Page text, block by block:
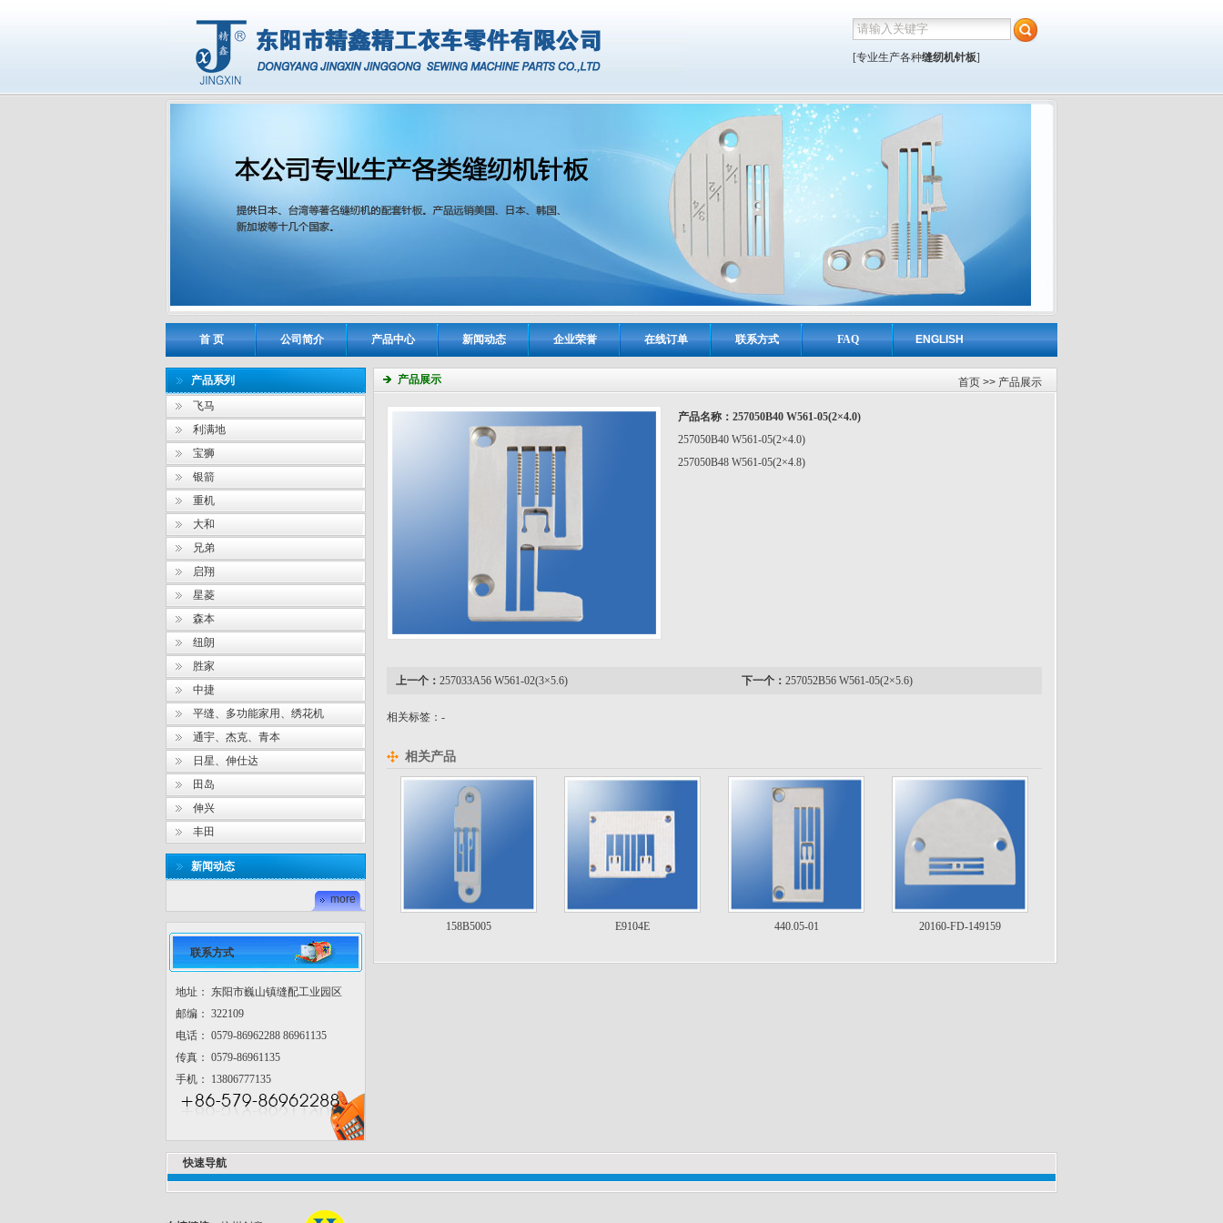
[专业生产各种缝纫机针板]
首 页 公司简介 产品中心 新闻动态 企业荣誉 在线订单 联系方式 FAQ ENGLISH
首页 >> 产品展示
产品展示
产品名称： 257050B40 W561-05(2×4.0)
257050B40 W561-05(2×4.0)
257050B48 W561-05(2×4.8)
下一个： 257052B56 W561-05(2×5.6)
上一个： 257033A56 W561-02(3×5.6)
相关标签：-
相关产品
158B5005 E9104E 440.05-01 20160-FD-149159
产品系列
飞马
利满地
宝狮
银箭
重机
大和
兄弟
启翔
星菱
森本
纽朗
胜家
中捷
平缝、多功能家用、绣花机
通宇、杰克、青本
日星、伸仕达
田岛
伸兴
丰田
新闻动态
more
联系方式
地址： 东阳市巍山镇缝配工业园区
邮编： 322109
电话： 0579-86962288 86961135
传真： 0579-86961135
手机： 13806777135
快速导航